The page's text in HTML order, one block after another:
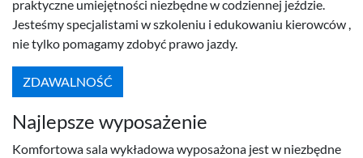
prak­ty­czne umiejęt­ności niezbędne w codzi­en­nej jeździe.
Jesteśmy spec­jal­is­tami w szkole­niu i edukowa­niu kierow­ców ,
nie tylko pomagamy zdobyć prawo jazdy.
ZDAWAL­NOŚĆ
Najlep­sze wyposażenie
Kom­for­towa sala wykład­owa wyposażona jest w niezbędne